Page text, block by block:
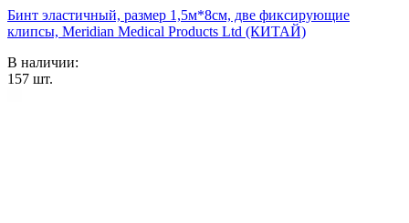
Бинт эластичный, размер 1,5м*8см, две фиксирующие
клипсы, Meridian Medical Products Ltd (КИТАЙ)
В наличии:
157 шт.